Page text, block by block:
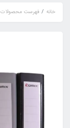
خانه فهرست محصولات